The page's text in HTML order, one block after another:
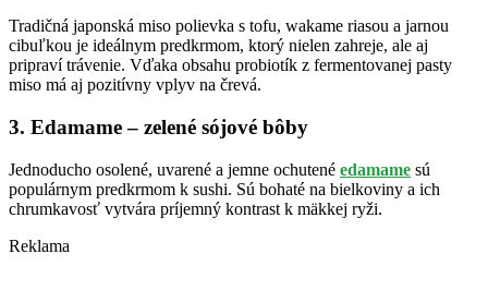
Tradičná japonská miso polievka s tofu, wakame riasou a jarnou
cibuľkou je ideálnym predkrmom, ktorý nielen zahreje, ale aj
pripraví trávenie. Vďaka obsahu probiotík z fermentovanej pasty
miso má aj pozitívny vplyv na črevá.
3. Edamame – zelené sójové bôby
Jednoducho osolené, uvarené a jemne ochutené edamame sú
populárnym predkrmom k sushi. Sú bohaté na bielkoviny a ich
chrumkavosť vytvára príjemný kontrast k mäkkej ryži.
Reklama